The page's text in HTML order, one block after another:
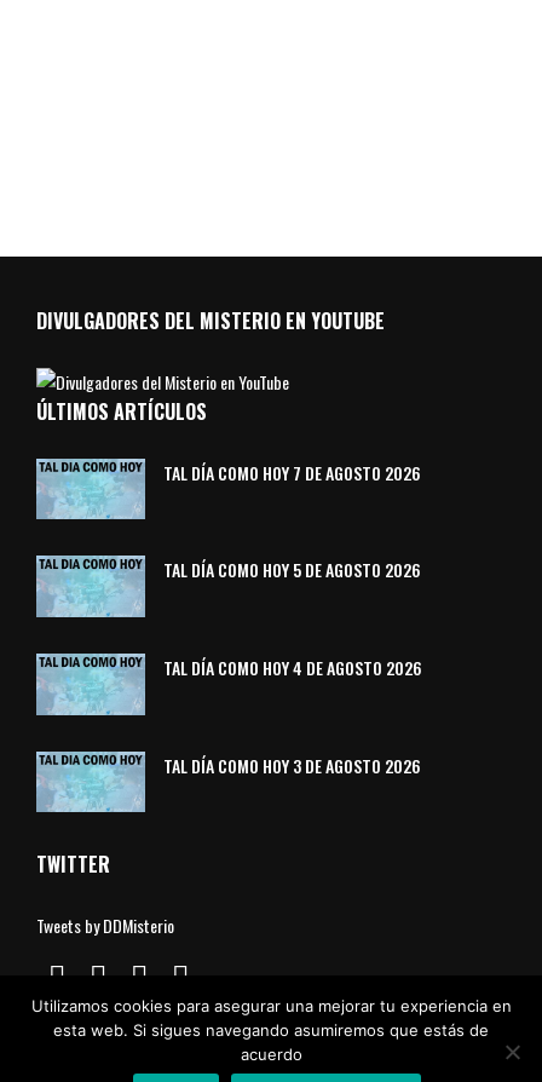
DIVULGADORES DEL MISTERIO EN YOUTUBE
ÚLTIMOS ARTÍCULOS
TAL DÍA COMO HOY 7 DE AGOSTO 2026
TAL DÍA COMO HOY 5 DE AGOSTO 2026
TAL DÍA COMO HOY 4 DE AGOSTO 2026
TAL DÍA COMO HOY 3 DE AGOSTO 2026
TWITTER
Tweets by DDMisterio
Política de Cookies Política de Privacidad Contacto
Utilizamos cookies para asegurar una mejorar tu experiencia en
esta web. Si sigues navegando asumiremos que estás de
acuerdo